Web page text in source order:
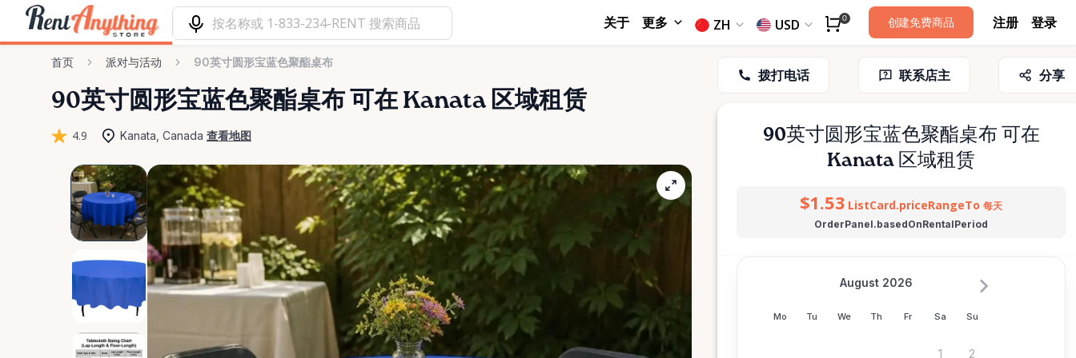
关于 更多 ZH USD 0 创建免费商品 注册 登录
首页 派对与活动 90英寸圆形宝蓝色聚酯桌布
90英寸圆形宝蓝色聚酯桌布 可在 Kanata 区域租赁
4.9 Kanata, Canada 查看地图
拨打电话 联系店主 分享
90英寸圆形宝蓝色聚酯桌布 可在
Kanata 区域租赁
$1.53 ListCard.priceRangeTo 每天
OrderPanel.basedOnRentalPeriod
Mo Tu We Th Fr Sa Su
August 2026
1 2